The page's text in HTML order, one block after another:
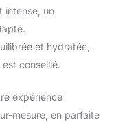
intense, un
et hydratée,
conseillé.
expérience
mesure, en parfaite